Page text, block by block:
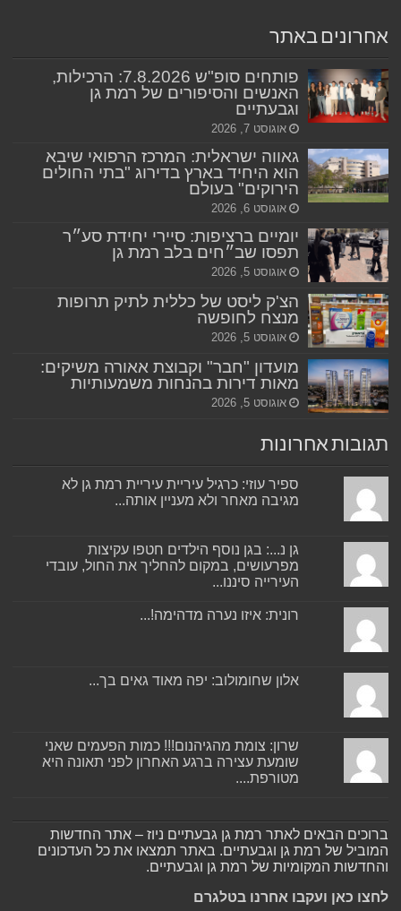
אחרונים באתר
פותחים סופ"ש 7.8.2026: הרכילות,
האנשים והסיפורים של רמת גן
וגבעתיים
אוגוסט 7, 2026
גאווה ישראלית: המרכז הרפואי שיבא
הוא היחיד בארץ בדירוג "בתי החולים
הירוקים" בעולם
אוגוסט 6, 2026
יומיים ברציפות: סיירי יחידת סע״ר
תפסו שב״חים בלב רמת גן
אוגוסט 5, 2026
הצ'ק ליסט של כללית לתיק תרופות
מנצח לחופשה
אוגוסט 5, 2026
מועדון "חבר" וקבוצת אאורה משיקים:
מאות דירות בהנחות משמעותיות
אוגוסט 5, 2026
תגובות אחרונות
ספיר עוזי: כרגיל עיריית עיריית רמת גן לא
מגיבה מאחר ולא מעניין אותה...
גן נ...: בגן נוסף הילדים חטפו עקיצות
מפרעושים, במקום להחליך את החול, עובדי
העירייה סיננו...
רונית: איזו נערה מדהימה!...
אלון שחומולוב: יפה מאוד גאים בך...
שרון: צומת מהגיהנום!!! כמות הפעמים שאני
שומעת עצירה ברגע האחרון לפני תאונה היא
מטורפת....
ברוכים הבאים לאתר רמת גן גבעתיים ניוז – אתר החדשות
המוביל של רמת גן וגבעתיים. באתר תמצאו את כל העדכונים
והחדשות המקומיות של רמת גן וגבעתיים.
לחצו כאן ועקבו אחרנו בטלגרם